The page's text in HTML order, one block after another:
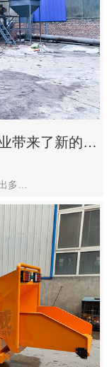
带来了新的变
多…